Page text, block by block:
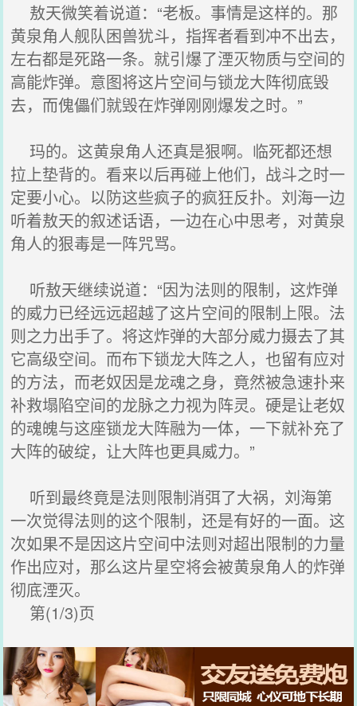
敖天微笑着说道：“老板。事情是这样的。那
黄泉角人舰队困兽犹斗，指挥者看到冲不出去，
左右都是死路一条。就引爆了湮灭物质与空间的
高能炸弹。意图将这片空间与锁龙大阵彻底毁
去，而傀儡们就毁在炸弹刚刚爆发之时。”
玛的。这黄泉角人还真是狠啊。临死都还想
拉上垫背的。看来以后再碰上他们，战斗之时一
定要小心。以防这些疯子的疯狂反扑。刘海一边
听着敖天的叙述话语，一边在心中思考，对黄泉
角人的狠毒是一阵咒骂。
听敖天继续说道：“因为法则的限制，这炸弹
的威力已经远远超越了这片空间的限制上限。法
则之力出手了。将这炸弹的大部分威力摄去了其
它高级空间。而布下锁龙大阵之人，也留有应对
的方法，而老奴因是龙魂之身，竟然被急速扑来
补救塌陷空间的龙脉之力视为阵灵。硬是让老奴
的魂魄与这座锁龙大阵融为一体，一下就补充了
大阵的破绽，让大阵也更具威力。”
听到最终竟是法则限制消弭了大祸，刘海第
一次觉得法则的这个限制，还是有好的一面。这
次如果不是因这片空间中法则对超出限制的力量
作出应对，那么这片星空将会被黄泉角人的炸弹
彻底湮灭。
第(1/3)页